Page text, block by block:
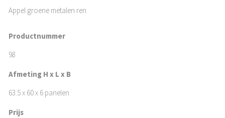
Appel groene metalen ren
Productnummer
98
Afmeting H x L x B
63.5 x 60 x 6 panelen
Prijs